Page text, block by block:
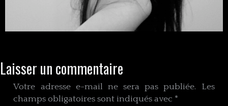
Laisser un commentaire
Votre adresse e-mail ne sera pas publiée.
Les
champs obligatoires sont indiqués avec *